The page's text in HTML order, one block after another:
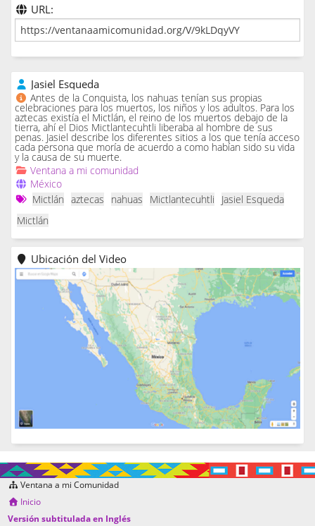
URL:
Jasiel Esqueda
Antes de la Conquista, los nahuas tenían sus propias
celebraciones para los muertos, los niños y los adultos. Para los
aztecas existía el Mictlán, el reino de los muertos debajo de la
tierra, ahí el Dios Mictlantecuhtli liberaba al hombre de sus
penas. Jasiel describe los diferentes sitios a los que tenía acceso
cada persona que moría de acuerdo a como habían sido su vida
y la causa de su muerte.
Ventana a mi comunidad
México
Mictlán aztecas nahuas Mictlantecuhtli
Jasiel Esqueda
Mictlán
Ubicación del Video
Ventana a mi Comunidad
Inicio
Versión subtitulada en Inglés